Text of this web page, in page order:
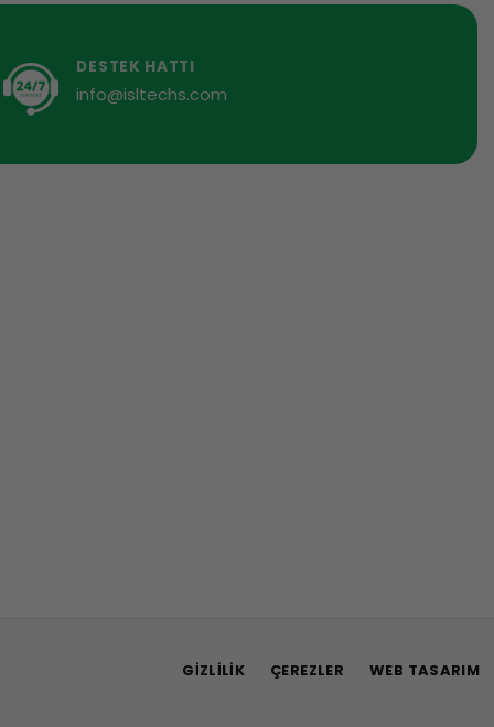
DESTEK HATTI
info@isltechs.com
GIZLILIK ÇEREZLER WEB TASARIM